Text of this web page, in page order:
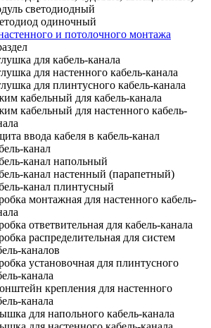
светодиодный
одиночный
и потолочного монтажа
для кабель-канала
для настенного кабель-канала
для плинтусного кабель-канала
кабельный для кабель-канала
кабельный для настенного кабель-
ввода кабеля в кабель-канал
канал
канал напольный
канал настенный (парапетный)
канал плинтусный
монтажная для настенного кабель-
ответвительная для кабель-канала
распределительная для систем
каналов
установочная для плинтусного
канала
крепления для настенного
канала
для напольного кабель-канала